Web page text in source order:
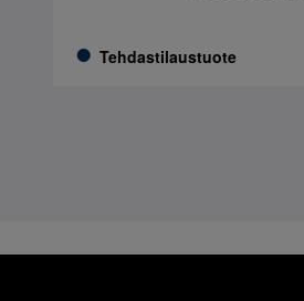
Tehdastilaustuote